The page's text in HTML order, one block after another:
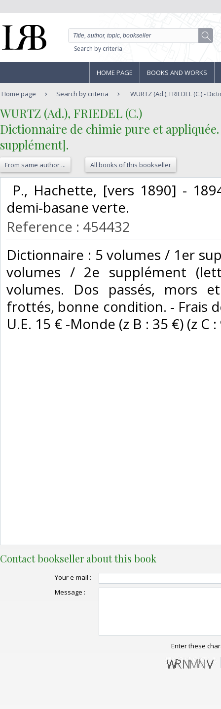
Search by criteria
HOME PAGE BOOKS AND WORKS
Home page Search by criteria WURTZ (Ad.), FRIEDEL (C.) -
‎WURTZ (Ad.), FRIEDEL (C.)‎
‎Dictionnaire de chimie pure et
supplément].‎
From same author ... All books of this bookseller
P., Hachette, [vers 1890] -
demi-basane verte. ‎
Reference : 454432
‎Dictionnaire : 5 volumes / 1er
volumes / 2e supplément
volumes. Dos passés, mors
frottés, bonne condition. - Frais
U.E. 15 € -Monde (z B : 35 €) (z C :
Contact bookseller about this book
Your e-mail :
Message :
Enter these